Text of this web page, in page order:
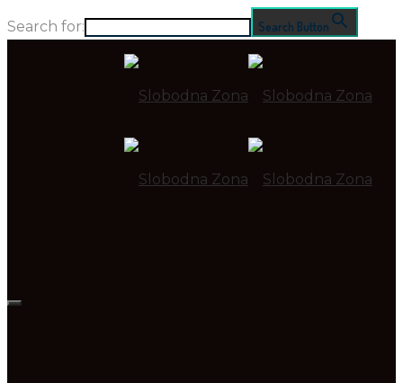
Search for: Search Button